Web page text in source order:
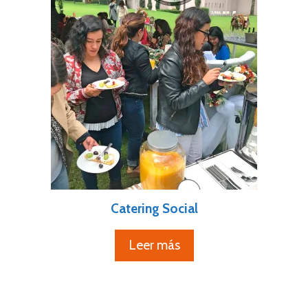
Catering Social
Leer más